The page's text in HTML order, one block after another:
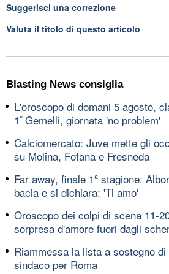
Suggerisci una correzione
Valuta il titolo di questo articolo
Blasting News consiglia
L'oroscopo di domani 5 agosto,
1ﾟGemelli, giornata 'no problem'
Calciomercato: Juve mette gli
su Molina, Fofana e Fresneda
Far away, finale 1ª stagione:
bacia e si dichiara: 'Ti amo'
Oroscopo dei colpi di scena 11-
sorpresa d'amore fuori dagli
Riammessa la lista a sostegno
sindaco per Roma